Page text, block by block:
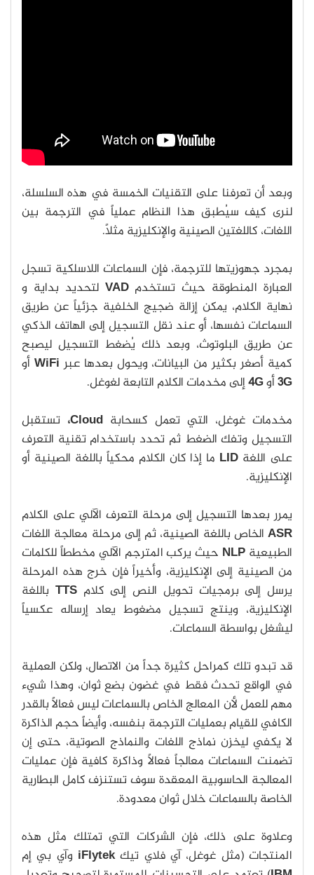
وبعد أن تعرفنا على التقنيات الخمسة في هذه السلسلة،
لنرى كيف سيُطبق هذا النظام عملياً في الترجمة بين
اللغات، كاللغتين الصينية والإنكليزية مثلاً.
بمجرد جهوزيتها للترجمة، فإن السماعات اللاسلكية تسجل
العبارة المنطوقة حيث تستخدمVAD لتحديد بداية و
نهاية الكلام، يمكن إزالة ضجيج الخلفية جزئياً عن طريق
السماعات نفسها، أو عند نقل التسجيل إلى الهاتف الذكي
عن طريق البلوتوث، وبعد ذلك يُضغط التسجيل ليصبح
كمية أصغر بكثير من البيانات، ويحول بعدها عبر WiFi أو
3Gأو4Gإلى مخدمات الكلام التابعة لغوغل.
مخدمات غوغل، التي تعمل كسحابة Cloud، تستقبل
التسجيل وتفك الضغط ثم تحدد باستخدام تقنية التعرف
على اللغة LID ما إذا كان الكلام محكياً باللغة الصينية أو
الإنكليزية.
يمرر بعدها التسجيل إلى مرحلة التعرف الآلي على الكلام
ASR الخاص باللغة الصينية، ثم إلى مرحلة معالجة اللغات
الطبيعية NLP حيث يركب المترجم الآلي مخططاً للكلمات
من الصينية إلى الإنكليزية، وأخيراً فإن خرج هذه المرحلة
يرسل إلى برمجيات تحويل النص إلى كلامTTS باللغة
الإنكليزية، وينتج تسجيل مضغوط يعاد إرساله عكسياً
ليشغل بواسطة السماعات.
قد تبدو تلك كمراحل كثيرة جداً من الاتصال، ولكن العملية
في الواقع تحدث فقط في غضون بضع ثوان، وهذا شيء
مهم للعمل لأن المعالج الخاص بالسماعات ليس فعالاً بالقدر
الكافي للقيام بعمليات الترجمة بنفسه، وأيضاً حجم الذاكرة
لا يكفي ليخزن نماذج اللغات والنماذج الصوتية، حتى إن
تضمنت السماعات معالجاً فعالاً وذاكرة كافية فإن عمليات
المعالجة الحاسوبية المعقدة سوف تستنزف كامل البطارية
الخاصة بالسماعات خلال ثوان معدودة.
وعلاوة على ذلك، فإن الشركات التي تمتلك مثل هذه
المنتجات (مثل غوغل، آي فلاي تيكiFlytek وآي بي إم